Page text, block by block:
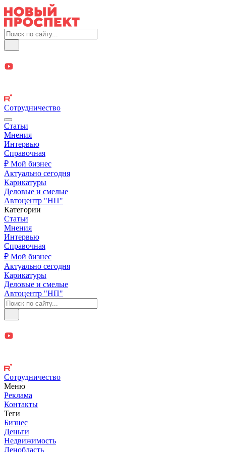
Сотрудничество
Статьи
Мнения
Интервью
Справочная
₽ Мой бизнес
Актуально сегодня
Карикатуры
Деловые и смелые
Автоцентр "НП"
Категории
Статьи
Мнения
Интервью
Справочная
₽ Мой бизнес
Актуально сегодня
Карикатуры
Деловые и смелые
Автоцентр "НП"
Сотрудничество
Меню
Реклама
Контакты
Теги
Бизнес
Деньги
Недвижимость
Ленобласть